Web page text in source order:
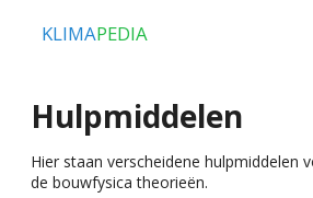
KLIMAPEDIA
Hulpmiddelen
Hier staan verscheidene hulpmiddelen
de bouwfysica theorieën.